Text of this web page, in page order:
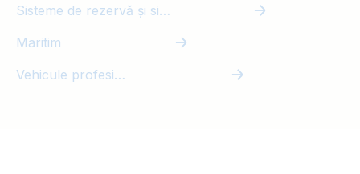
Sisteme de rezervă și sisteme insulare
Maritim
Vehicule profesionale